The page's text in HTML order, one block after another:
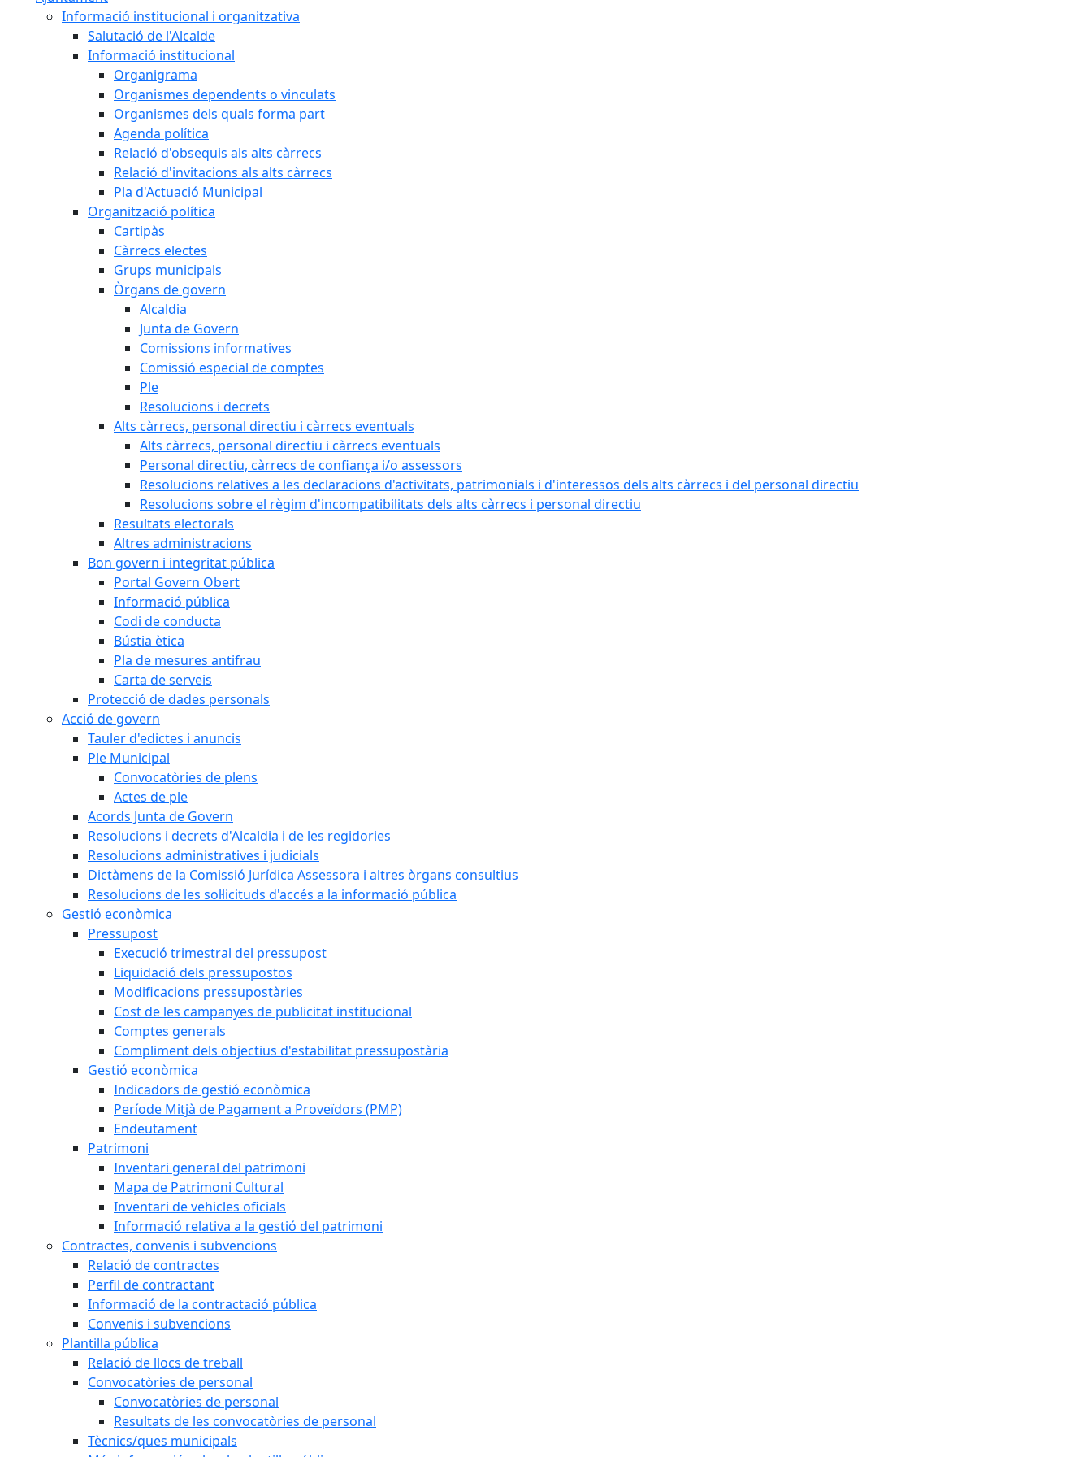
Informació institucional i organitzativa
Salutació de l'Alcalde
Informació institucional
Organigrama
Organismes dependents o vinculats
Organismes dels quals forma part
Agenda política
Relació d'obsequis als alts càrrecs
Relació d'invitacions als alts càrrecs
Pla d'Actuació Municipal
Organització política
Cartipàs
Càrrecs electes
Grups municipals
Òrgans de govern
Alcaldia
Junta de Govern
Comissions informatives
Comissió especial de comptes
Ple
Resolucions i decrets
Alts càrrecs, personal directiu i càrrecs eventuals
Alts càrrecs, personal directiu i càrrecs eventuals
Personal directiu, càrrecs de confiança i/o assessors
Resolucions relatives a les declaracions d'activitats, patrimonials i d'interessos dels alts càrrecs i del personal directiu
Resolucions sobre el règim d'incompatibilitats dels alts càrrecs i personal directiu
Resultats electorals
Altres administracions
Bon govern i integritat pública
Portal Govern Obert
Informació pública
Codi de conducta
Bústia ètica
Pla de mesures antifrau
Carta de serveis
Protecció de dades personals
Acció de govern
Tauler d'edictes i anuncis
Ple Municipal
Convocatòries de plens
Actes de ple
Acords Junta de Govern
Resolucions i decrets d'Alcaldia i de les regidories
Resolucions administratives i judicials
Dictàmens de la Comissió Jurídica Assessora i altres òrgans consultius
Resolucions de les sol·licituds d'accés a la informació pública
Gestió econòmica
Pressupost
Execució trimestral del pressupost
Liquidació dels pressupostos
Modificacions pressupostàries
Cost de les campanyes de publicitat institucional
Comptes generals
Compliment dels objectius d'estabilitat pressupostària
Gestió econòmica
Indicadors de gestió econòmica
Període Mitjà de Pagament a Proveïdors (PMP)
Endeutament
Patrimoni
Inventari general del patrimoni
Mapa de Patrimoni Cultural
Inventari de vehicles oficials
Informació relativa a la gestió del patrimoni
Contractes, convenis i subvencions
Relació de contractes
Perfil de contractant
Informació de la contractació pública
Convenis i subvencions
Plantilla pública
Relació de llocs de treball
Convocatòries de personal
Convocatòries de personal
Resultats de les convocatòries de personal
Tècnics/ques municipals